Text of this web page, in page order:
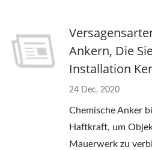
Ankern, Die
Installation
24 Dec, 2020
Chemische Anker
Haftkraft, um
Mauerwerk zu